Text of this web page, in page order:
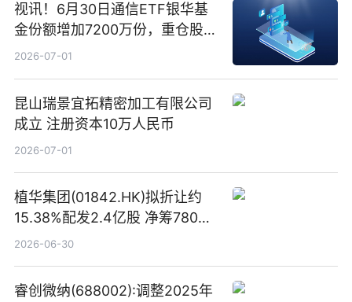
视讯！6月30日通信ETF银华基
金份额增加7200万份，重仓股新
易盛、中际旭创、立讯精密
2026-07-01
昆山瑞景宜拓精密加工有限公司
成立 注册资本10万人民币
2026-07-01
植华集团(01842.HK)拟折让约
15.38%配发2.4亿股 净筹780万
港元
2026-06-30
睿创微纳(688002):调整2025年